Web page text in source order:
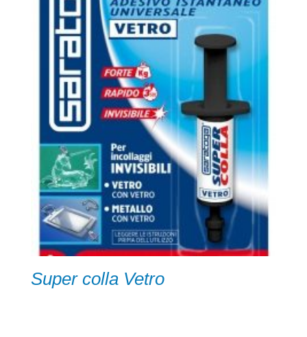
Super colla Vetro